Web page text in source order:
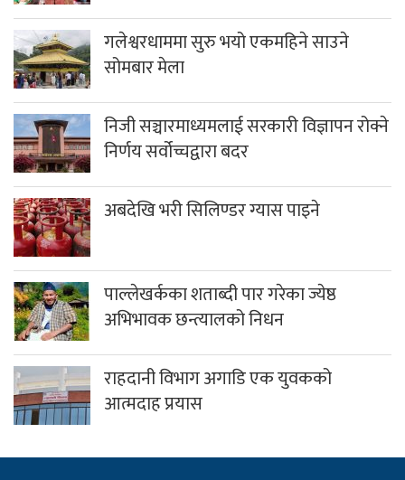
गलेश्वरधाममा सुरु भयो एकमहिने साउने
सोमबार मेला
निजी सञ्चारमाध्यमलाई सरकारी विज्ञापन रोक्ने
निर्णय सर्वोच्चद्वारा बदर
अबदेखि भरी सिलिण्डर ग्यास पाइने
पाल्लेखर्कका शताब्दी पार गरेका ज्येष्ठ
अभिभावक छन्त्यालको निधन
राहदानी विभाग अगाडि एक युवकको
आत्मदाह प्रयास